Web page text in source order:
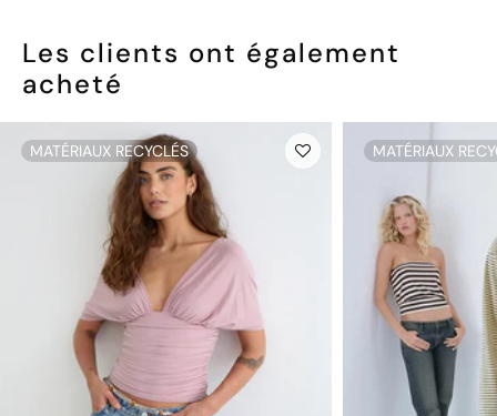
Les clients ont également
acheté
MATÉRIAUX RECYCLÉS MATÉRIAUX